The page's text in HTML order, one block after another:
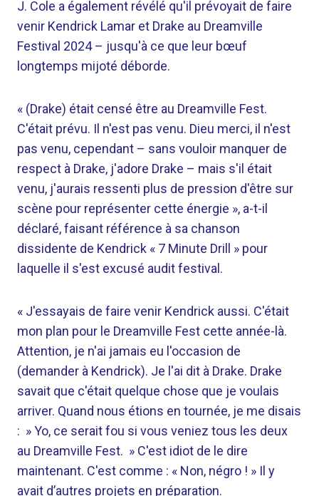
J. Cole a également révélé qu'il prévoyait de faire
venir Kendrick Lamar et Drake au Dreamville
Festival 2024 – jusqu'à ce que leur bœuf
longtemps mijoté déborde.
« (Drake) était censé être au Dreamville Fest.
C'était prévu. Il n'est pas venu. Dieu merci, il n'est
pas venu, cependant – sans vouloir manquer de
respect à Drake, j'adore Drake – mais s'il était
venu, j'aurais ressenti plus de pression d'être sur
scène pour représenter cette énergie », a-t-il
déclaré, faisant référence à sa chanson
dissidente de Kendrick « 7 Minute Drill » pour
laquelle il s'est excusé audit festival.
« J'essayais de faire venir Kendrick aussi. C'était
mon plan pour le Dreamville Fest cette année-là.
Attention, je n'ai jamais eu l'occasion de
(demander à Kendrick). Je l'ai dit à Drake. Drake
savait que c'était quelque chose que je voulais
arriver. Quand nous étions en tournée, je me disais
: » Yo, ce serait fou si vous veniez tous les deux
au Dreamville Fest. » C'est idiot de le dire
maintenant. C'est comme : « Non, négro ! » Il y
avait d’autres projets en préparation.